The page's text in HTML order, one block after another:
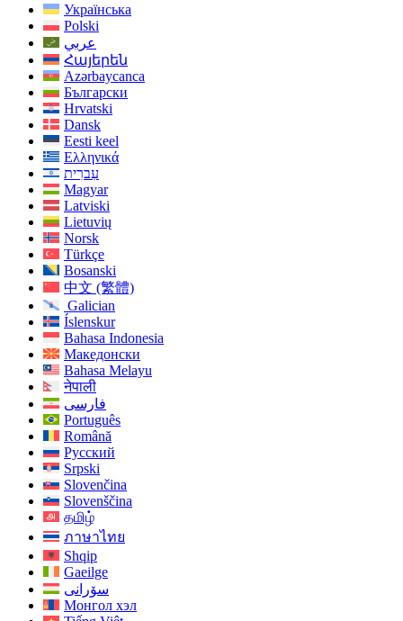
Українська
Polski
عربي
Հայերեն
Azərbaycanca
Български
Hrvatski
Dansk
Eesti keel
Ελληνικά
עִברִית
Magyar
Latviski
Lietuvių
Norsk
Türkçe
Bosanski
中文 (繁體)
Galician
Íslenskur
Bahasa Indonesia
Македонски
Bahasa Melayu
नेपाली
فارسی
Português
Română
Русский
Srpski
Slovenčina
Slovenščina
தமிழ்
ภาษาไทย
Shqip
Gaeilge
سۆرانی
Монгол хэл